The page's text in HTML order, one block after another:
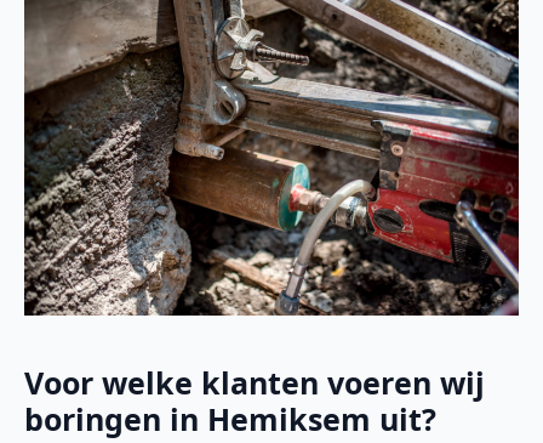
Voor welke klanten voeren wij
boringen in Hemiksem uit?